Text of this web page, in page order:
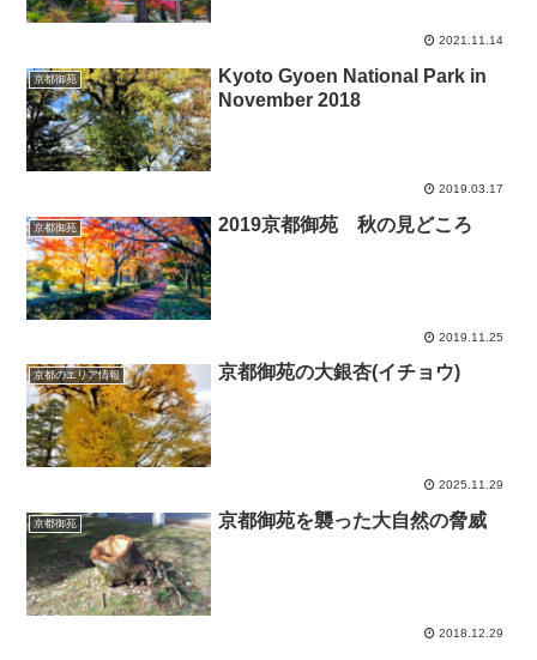
2021.11.14
京都御苑
Kyoto Gyoen National Park in
November 2018
2019.03.17
京都御苑 2019京都御苑 秋の見どころ
2019.11.25
京都のエリア情報 京都御苑の大銀杏(イチョウ)
2025.11.29
京都御苑 京都御苑を襲った大自然の脅威
2018.12.29